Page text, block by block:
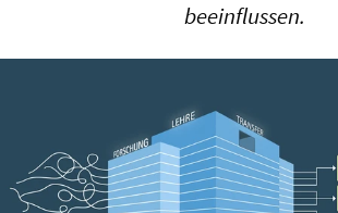
beeinflussen.